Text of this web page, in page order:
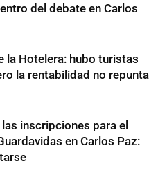
del debate en Carlos
la Hotelera: hubo turistas
la rentabilidad no repunta
inscripciones para el
en Carlos Paz: